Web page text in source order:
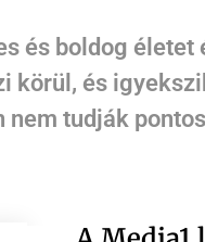
és boldog életet
körül, és
tudják